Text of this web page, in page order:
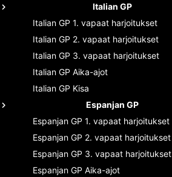
Italian GP
Italian GP 1. vapaat harjoitukset
Italian GP 2. vapaat harjoitukset
Italian GP 3. vapaat harjoitukset
Italian GP Aika-ajot
Italian GP Kisa
Espanjan GP
Espanjan GP 1. vapaat harjoitukset
Espanjan GP 2. vapaat harjoitukset
Espanjan GP 3. vapaat harjoitukset
Espanjan GP Aika-ajot